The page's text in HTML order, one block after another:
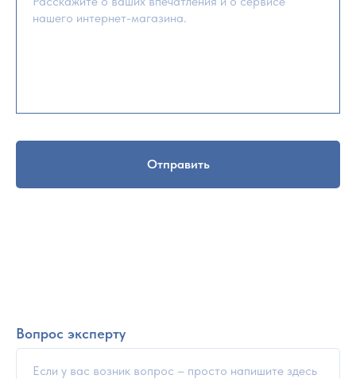
Отправить
Вопрос эксперту